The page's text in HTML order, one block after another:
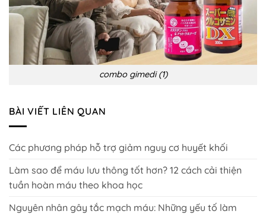
combo gimedi (1)
BÀI VIẾT LIÊN QUAN
Các phương pháp hỗ trợ giảm nguy cơ huyết khối
Làm sao để máu lưu thông tốt hơn? 12 cách cải thiện
tuần hoàn máu theo khoa học
Nguyên nhân gây tắc mạch máu: Những yếu tố làm